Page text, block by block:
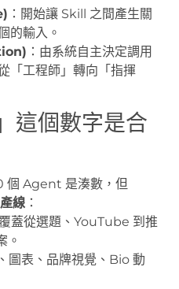
：開始讓 Skill 之間產生關
的輸入。
：由系統自主決定調用
「工程師」轉向「指揮
這個數字是合
個 Agent 是湊數，但
線 ：
覆蓋從選題、YouTube 到推
。
圖表、品牌視覺、Bio 動